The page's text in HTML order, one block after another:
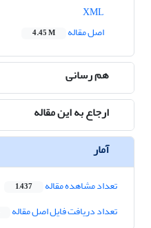
اصل مقاله
4.45 M
هم رسانی
ارجاع به این مقاله
آمار
تعداد مشاهده مقاله 1,437
تعداد دریافت فایل اصل مقاله